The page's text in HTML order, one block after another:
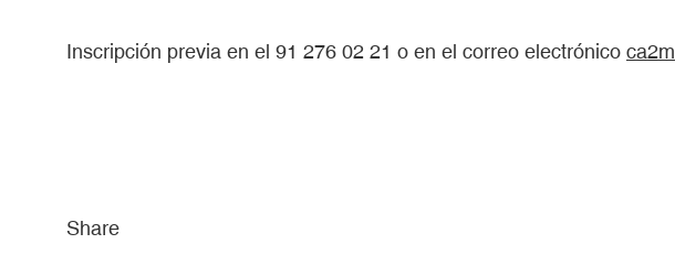
Inscripción previa en el 91 276 02 21 o en el correo electrónico
Share